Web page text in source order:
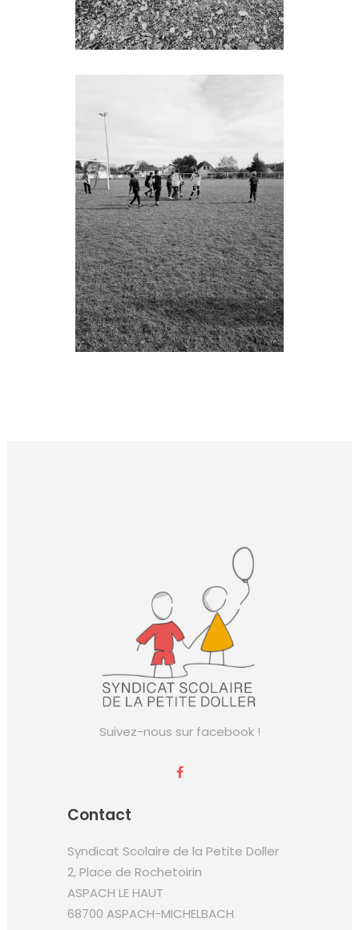
Suivez-nous sur facebook!
Contact
Syndicat Scolaire de la Petite Doller
2, Place de Rochetoirin
ASPACH LE HAUT
68700 ASPACH-MICHELBACH